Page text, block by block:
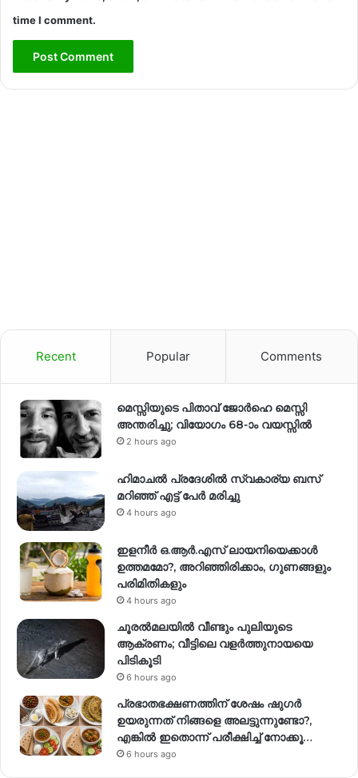
time I comment.
Recent Popular Comments
മെസ്സിയുടെ പിതാവ് ജോർഹെ മെസ്സി
അന്തരിച്ചു; വിയോഗം 68-ാം വയസ്സിൽ
2 hours ago
ഹിമാചല്‍ പ്രദേശില്‍ സ്വകാര്യ ബസ്
മറിഞ്ഞ് എട്ട് പേര്‍ മരിച്ചു
4 hours ago
ഇളനീർ ഒ.ആർ.എസ് ലായനിയെക്കാൾ
ഉത്തമമോ?, അറിഞ്ഞിരിക്കാം, ഗുണങ്ങളും
പരിമിതികളും
4 hours ago
ചൂരൽമലയിൽ വീണ്ടും പുലിയുടെ
ആക്രണം; വീട്ടിലെ വളർത്തുനായയെ
പിടികൂടി
6 hours ago
പ്രഭാതഭക്ഷണത്തിന് ശേഷം ഷുഗർ
ഉയരുന്നത് നിങ്ങളെ അലട്ടുന്നുണ്ടോ?,
എങ്കിൽ ഇതൊന്ന് പരീക്ഷിച്ച് നോക്കൂ…
6 hours ago